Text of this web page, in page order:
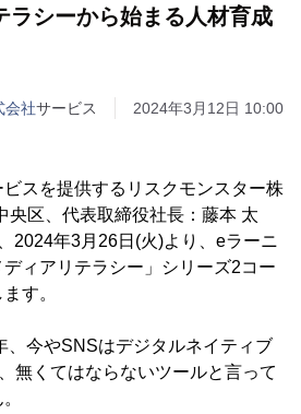
ラシーから始まる人材育成
会社サービス 2024年3月12日 10:00
スを提供するリスクモンスター株
央区、代表取締役社長：藤本 太
2024年3月26日(火)より、eラーニ
ィアリテラシー」シリーズ2コー
す。
、今やSNSはデジタルネイティブ
無くてはならないツールと言って